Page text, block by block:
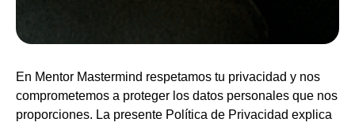
En Mentor Mastermind respetamos tu privacidad y nos
comprometemos a proteger los datos personales que nos
proporciones. La presente Política de Privacidad explica